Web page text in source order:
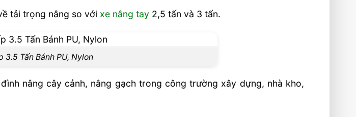
tải trọng nâng so với xe nâng tay 2,5 tấn và 3 tấn.
3.5 Tấn Bánh PU, Nylon
nâng cây cảnh, nâng gạch trong công trường xây dựng, nhà kho,